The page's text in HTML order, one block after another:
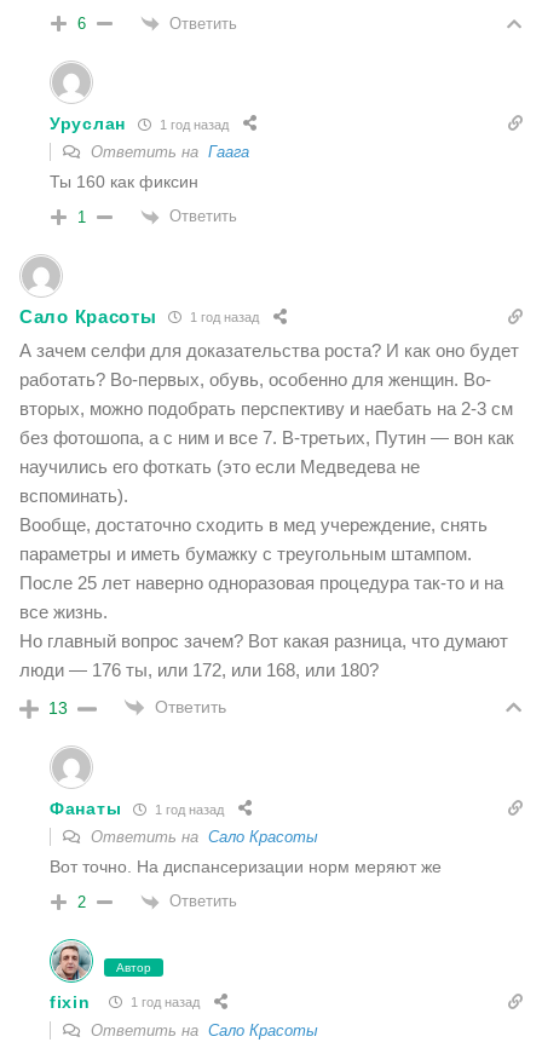
6 Ответить
Уруслан 1 год назад
Ответить на Гаага
Ты 160 как фиксин
1 Ответить
Сало Красоты 1 год назад
А зачем селфи для доказательства роста? И как оно будет
работать? Во-первых, обувь, особенно для женщин. Во-
вторых, можно подобрать перспективу и наебать на 2-3 см
без фотошопа, а с ним и все 7. В-третьих, Путин — вон как
научились его фоткать (это если Медведева не
вспоминать).
Вообще, достаточно сходить в мед учереждение, снять
параметры и иметь бумажку с треугольным штампом.
После 25 лет наверно одноразовая процедура так-то и на
все жизнь.
Но главный вопрос зачем? Вот какая разница, что думают
люди — 176 ты, или 172, или 168, или 180?
13 Ответить
Фанаты 1 год назад
Ответить на Сало Красоты
Вот точно. На диспансеризации норм меряют же
2 Ответить
Автор
fixin 1 год назад
Ответить на Сало Красоты